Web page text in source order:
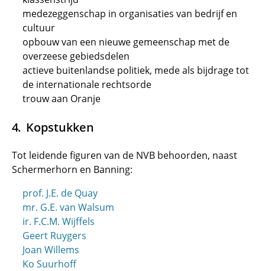
medezeggenschap in organisaties van bedrijf en
cultuur
opbouw van een nieuwe gemeenschap met de
overzeese gebiedsdelen
actieve buitenlandse politiek, mede als bijdrage tot
de internationale rechtsorde
trouw aan Oranje
Kopstukken
Tot leidende figuren van de NVB behoorden, naast
Schermerhorn en Banning:
prof. J.E. de Quay
mr. G.E. van Walsum
ir. F.C.M. Wijffels
Geert Ruygers
Joan Willems
Ko Suurhoff